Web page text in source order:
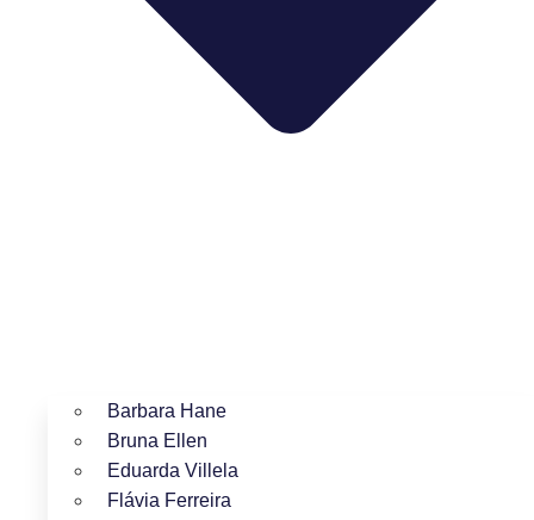
Barbara Hane
Bruna Ellen
Eduarda Villela
Flávia Ferreira